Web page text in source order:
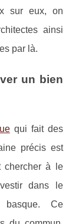
sur eux, on
ainsi
par là.
un bien
qui fait des
précis est
chercher à le
dans le
basque. Ce